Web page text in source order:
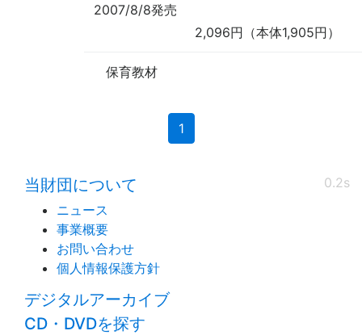
2007/8/8発売
2,096円（本体1,905円）
保育教材
1(current)
0.2s
当財団について
ニュース
事業概要
お問い合わせ
個人情報保護方針
デジタルアーカイブ
CD・DVDを探す